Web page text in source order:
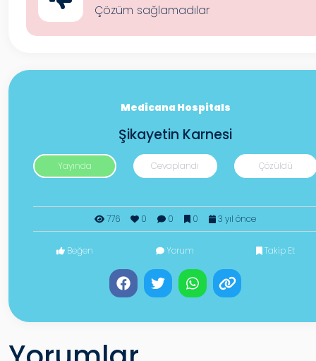
Çözüm sağlamadılar
Medicana Hospitals
Şikayetin Karnesi
Yayında Cevaplandı Çözüldü
776 0 0 0 3 yıl önce
Beğen Yorum Takip Et